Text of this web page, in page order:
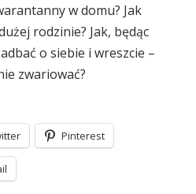
w domu? Jak
rodzinie? Jak, będąc
o siebie i wreszcie –
zwariować?
Pinterest